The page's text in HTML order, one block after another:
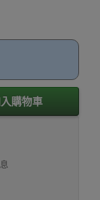
購物車